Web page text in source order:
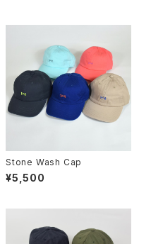
Stone Wash Cap
¥5,500